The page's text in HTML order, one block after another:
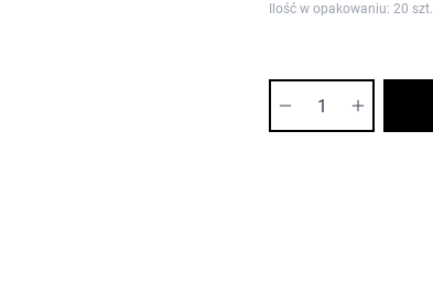
Ilość w opakowaniu: 20 szt.